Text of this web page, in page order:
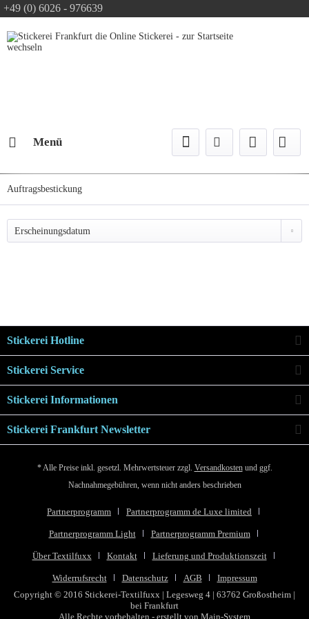
+49 (0) 6026 - 976639
Text-Logo kostenlos
Logo Konfiguration
Menü
Auftragsbestickung
Stickerei Hotline
Stickerei Service
Stickerei Informationen
Stickerei Frankfurt Newsletter
* Alle Preise inkl. gesetzl. Mehrwertsteuer zzgl. Versandkostenund ggf.
Nachnahmegebühren, wenn nicht anders beschrieben
Partnerprogramm Partnerprogramm de Luxe limited
Partnerprogramm Light Partnerprogramm Premium
Über Textilfuxx Kontakt Lieferung und Produktionszeit
Widerrufsrecht Datenschutz AGB
Impressum
Copyright © 2016 Stickerei-Textilfuxx | Legesweg 4 | 63762 Großostheim |
bei Frankfurt
Alle Rechte vorbehalten - erstellt von Main-System